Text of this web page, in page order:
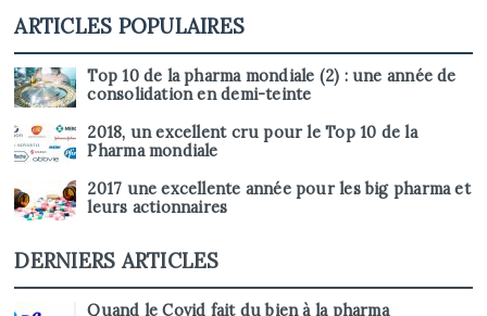
ARTICLES POPULAIRES
Top 10 de la pharma mondiale (2) : une année de
consolidation en demi-teinte
2018, un excellent cru pour le Top 10 de la
Pharma mondiale
2017 une excellente année pour les big pharma et
leurs actionnaires
DERNIERS ARTICLES
Quand le Covid fait du bien à la pharma